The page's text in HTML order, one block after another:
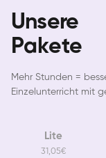
Unsere
Pakete
Mehr Stunden =
Einzelunterricht mit
Lite
31,05€